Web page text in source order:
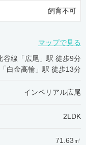
飼育不可
マップで見る
谷線「広尾」駅 徒歩9分
白金高輪」駅 徒歩13分
インペリアル広尾
2LDK
71.63㎡